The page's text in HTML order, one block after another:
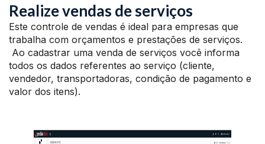
Realize vendas de serviços
Este controle de vendas é ideal para empresas que
trabalha com orçamentos e prestações de serviços.
Ao cadastrar uma venda de serviços você informa
todos os dados referentes ao serviço (cliente,
vendedor, transportadoras, condição de pagamento e
valor dos itens).